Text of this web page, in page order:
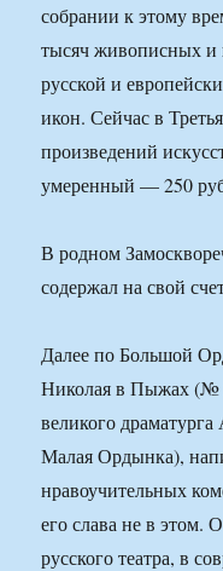
собрании к этому
тысяч живописных и
русской и
икон. Сейчас в
произведений
умеренный — 250
В родном
содержал на свой
Далее по Большой
Николая в Пыжах (№
великого
Малая Ордынка),
нравоучительных
его слава не в этом.
русского театра, в